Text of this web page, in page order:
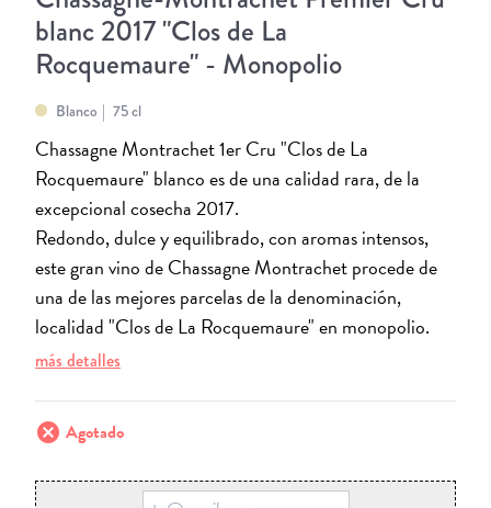
blanc 2017 "Clos de La
Rocquemaure" - Monopolio
Blanco 75 cl
Chassagne Montrachet 1er Cru "Clos de La
Rocquemaure" blanco es de una calidad rara, de la
excepcional cosecha 2017.
Redondo, dulce y equilibrado, con aromas intensos,
este gran vino de Chassagne Montrachet procede de
una de las mejores parcelas de la denominación,
localidad "Clos de La Rocquemaure" en monopolio.
más detalles
cancel Agotado